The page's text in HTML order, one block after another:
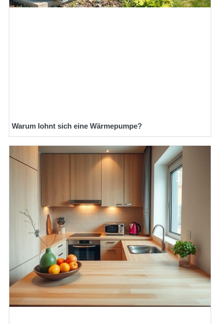
Warum lohnt sich eine Wärmepumpe?